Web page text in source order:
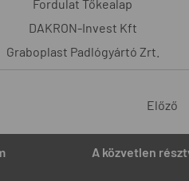
Fordulat Tőkealap
DAKRON-Invest Kft
Graboplast Padlógyártó Zrt.
Előző
A közvetlen